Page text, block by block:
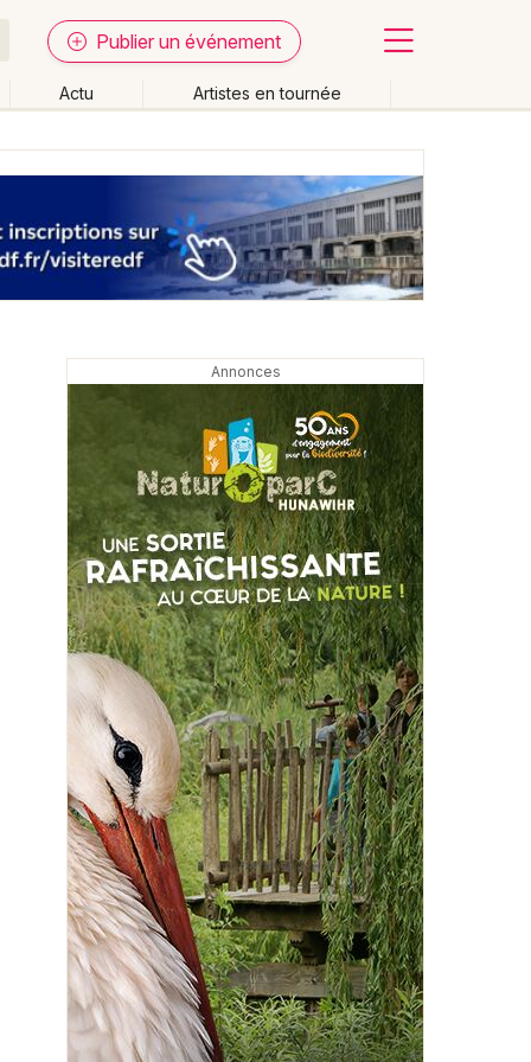
Publier un événement
Actu Artistes en tournée
Effacer les dates
end Autre